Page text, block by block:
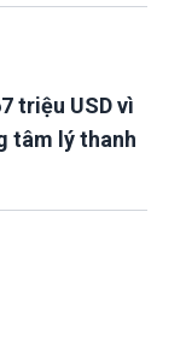
triệu USD vì
tâm lý thanh